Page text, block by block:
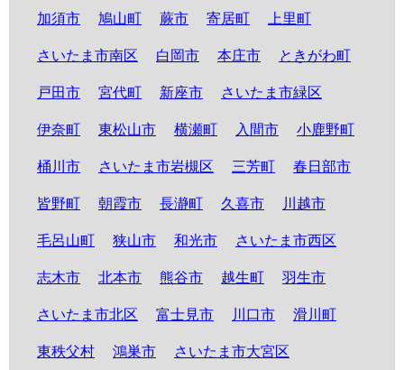
加須市 鳩山町 蕨市 寄居町 上里町
さいたま市南区 白岡市 本庄市 ときがわ町
戸田市 宮代町 新座市 さいたま市緑区
伊奈町 東松山市 横瀬町 入間市 小鹿野町
桶川市 さいたま市岩槻区 三芳町 春日部市
皆野町 朝霞市 長瀞町 久喜市 川越市
毛呂山町 狭山市 和光市 さいたま市西区
志木市 北本市 熊谷市 越生町 羽生市
さいたま市北区 富士見市 川口市 滑川町
東秩父村 鴻巣市 さいたま市大宮区